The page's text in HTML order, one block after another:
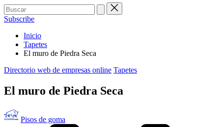
Subscribe
Inicio
Tapetes
El muro de Piedra Seca
Publicado
Directorio web de empresas online Tapetes
El muro de Piedra Seca
Publicado
por
Pisos de goma